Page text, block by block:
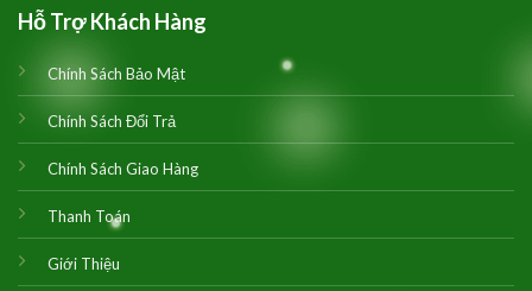
Hỗ Trợ Khách Hàng
Chính Sách Bảo Mật
Chính Sách Đổi Trả
Chính Sách Giao Hàng
Thanh Toán
Giới Thiệu